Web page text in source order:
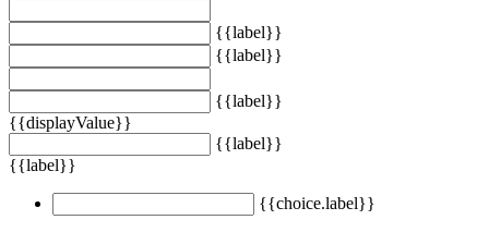
{{label}}
{{label}}
{{label}}
{{displayValue}}
{{label}}
{{label}}
{{choice.label}}